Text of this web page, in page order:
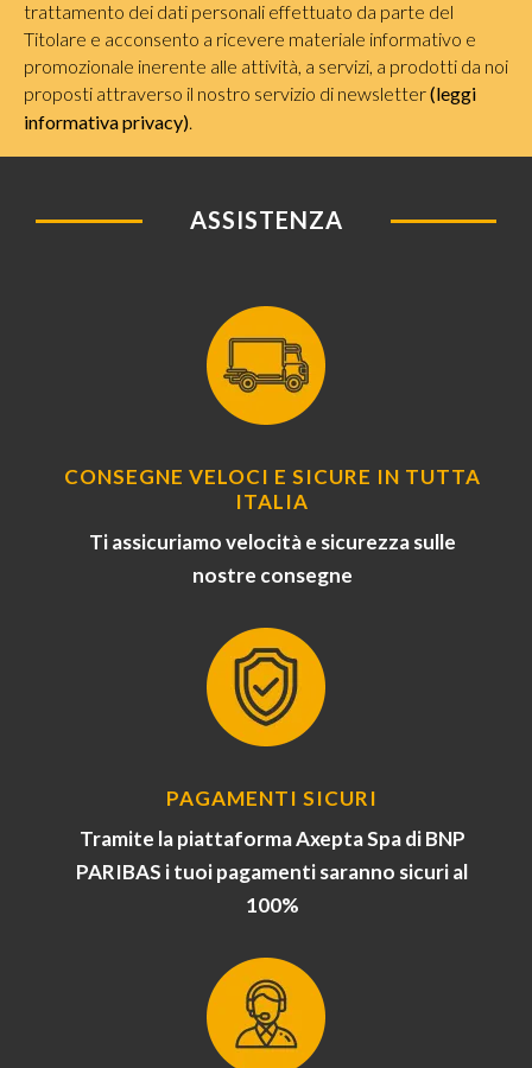
trattamento dei dati personali effettuato da parte del
Titolare e acconsento a ricevere materiale informativo e
promozionale inerente alle attività, a servizi, a prodotti da noi
proposti attraverso il nostro servizio di newsletter(leggi
informativa privacy)
ASSISTENZA
CONSEGNE VELOCI E SICURE IN TUTTA
ITALIA
Ti assicuriamo velocità e sicurezza sulle
nostre consegne
PAGAMENTI SICURI
Tramite la piattaforma Axepta Spa di BNP
PARIBAS i tuoi pagamenti saranno sicuri al
100%